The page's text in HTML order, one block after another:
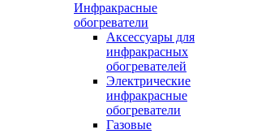
Инфракрасные
обогреватели
Аксессуары для
инфракрасных
обогревателей
Электрические
инфракрасные
обогреватели
Газовые